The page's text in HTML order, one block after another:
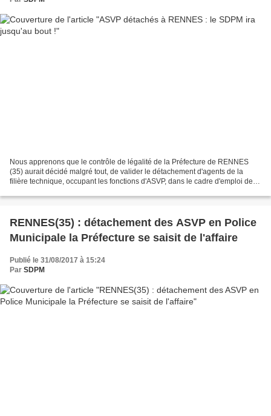
Nous apprenons que le contrôle de légalité de la Préfecture de RENNES
(35) aurait décidé malgré tout, de valider le détachement d'agents de la
filière technique, occupant les fonctions d'ASVP, dans le cadre d'emploi des
RENNES(35) : détachement des ASVP en Police
Municipale la Préfecture se saisit de l'affaire
Publié le 31/08/2017 à 15:24
Par SDPM